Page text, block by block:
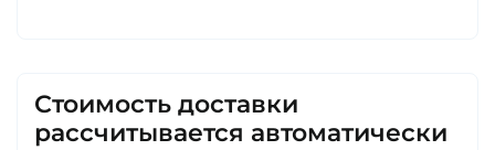
Стоимость доставки
рассчитывается автоматически